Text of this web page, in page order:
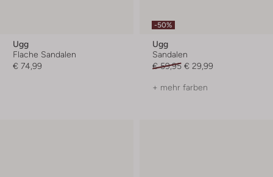
Ugg
Flache Sandalen
€ 74,99
-50%
Ugg
Sandalen
€ 59,95 € 29,99
+ mehr farben